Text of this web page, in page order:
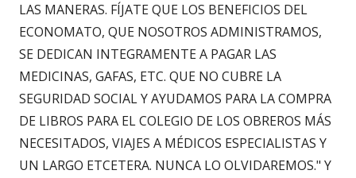
LAS MANERAS. FÍJATE QUE LOS BENEFICIOS DEL
ECONOMATO, QUE NOSOTROS ADMINISTRAMOS,
SE DEDICAN INTEGRAMENTE A PAGAR LAS
MEDICINAS, GAFAS, ETC. QUE NO CUBRE LA
SEGURIDAD SOCIAL Y AYUDAMOS PARA LA COMPRA
DE LIBROS PARA EL COLEGIO DE LOS OBREROS MÁS
NECESITADOS, VIAJES A MÉDICOS ESPECIALISTAS Y
UN LARGO ETCETERA. NUNCA LO OLVIDAREMOS." Y